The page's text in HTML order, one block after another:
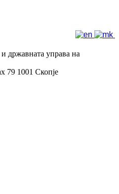
државната управа на
79 1001 Скопје